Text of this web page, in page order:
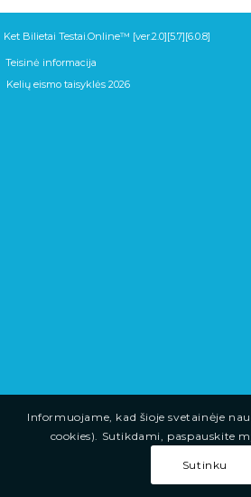
Ket Bilietai Testai.Online™ [ver.2.0][5.7][6.0.8]
Teisinė informacija
Kelių eismo taisyklės 2026
Informuojame, kad šioje svetainėje
cookies). Sutikdami, paspauskite
Sutinku